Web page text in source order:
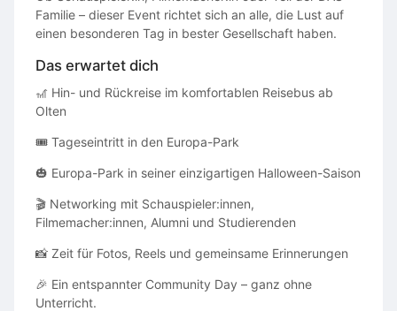
Familie – dieser Event richtet sich an alle, die Lust auf
einen besonderen Tag in bester Gesellschaft haben.
Das erwartet dich
🎢 Hin- und Rückreise im komfortablen Reisebus ab
Olten
🎟 Tageseintritt in den Europa-Park
🎃 Europa-Park in seiner einzigartigen Halloween-Saison
🎬 Networking mit Schauspieler:innen,
Filmemacher:innen, Alumni und Studierenden
📸 Zeit für Fotos, Reels und gemeinsame Erinnerungen
🎉 Ein entspannter Community Day – ganz ohne
Unterricht.